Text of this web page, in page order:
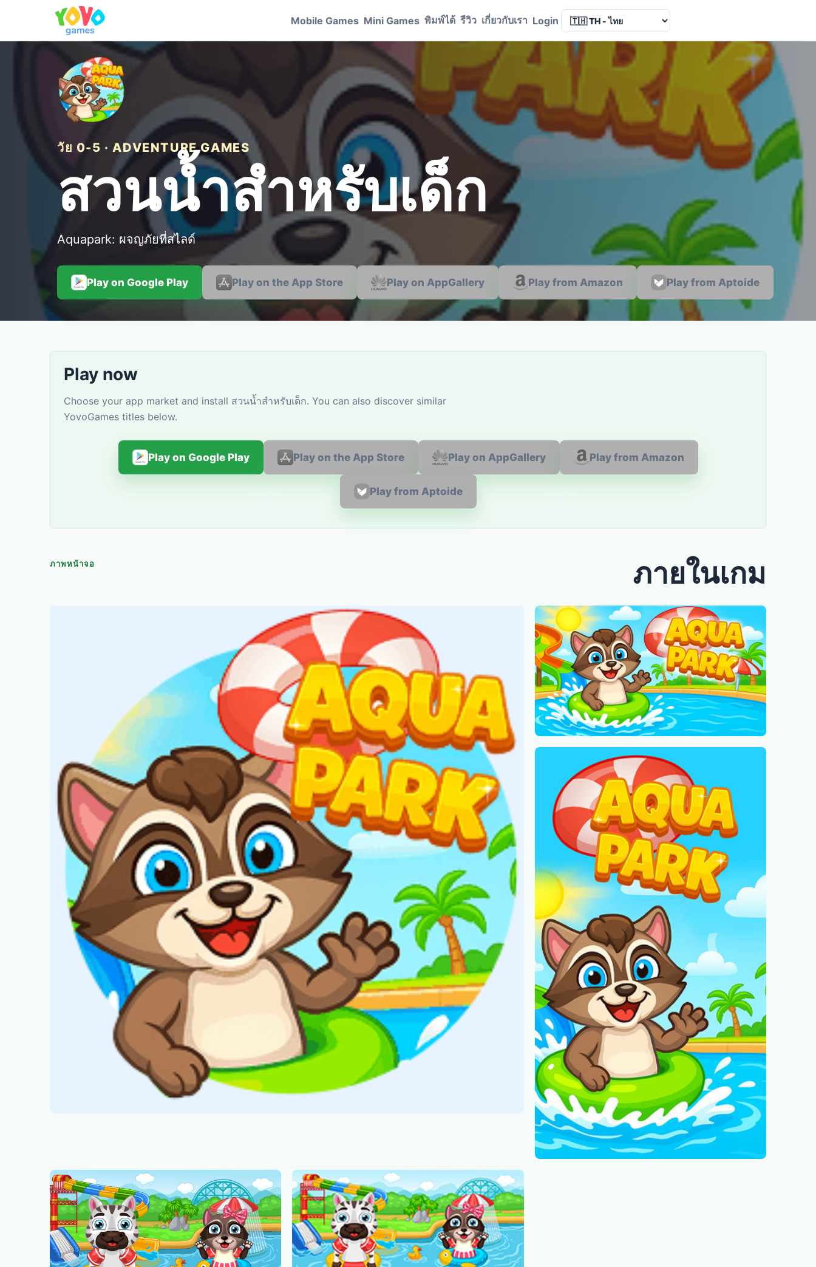
Mobile Games Mini Games พิมพ์ได้ รีวิว เกี่ยวกับเรา Login Language
วัย 0-5 · ADVENTURE GAMES
สวนน้ำสำหรับเด็ก
Aquapark: ผจญภัยที่สไลด์
Play on Google Play Play on the App Store Play on AppGallery Play from Amazon Play from Aptoide
Play now
Choose your app market and install สวนน้ำสำหรับเด็ก. You can also discover similar
YovoGames titles below.
Play on Google Play Play on the App Store Play on AppGallery Play from Amazon
Play from Aptoide
ภาพหน้าจอ ภายในเกม